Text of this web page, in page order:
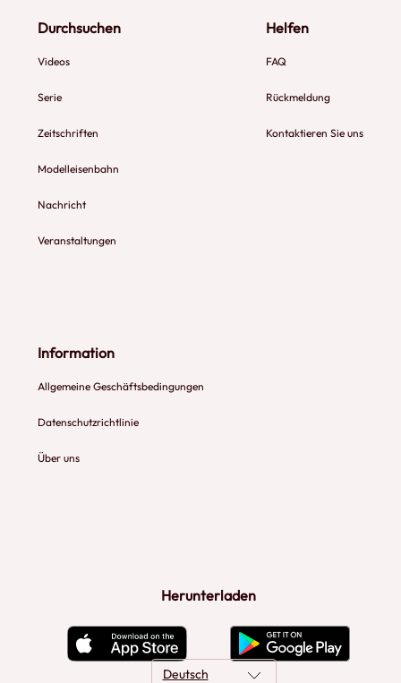
Durchsuchen
Videos
Serie
Zeitschriften
Modelleisenbahn
Nachricht
Veranstaltungen
Helfen
FAQ
Rückmeldung
Kontaktieren Sie uns
Information
Allgemeine Geschäftsbedingungen
Datenschutzrichtlinie
Über uns
Herunterladen
Deutsch